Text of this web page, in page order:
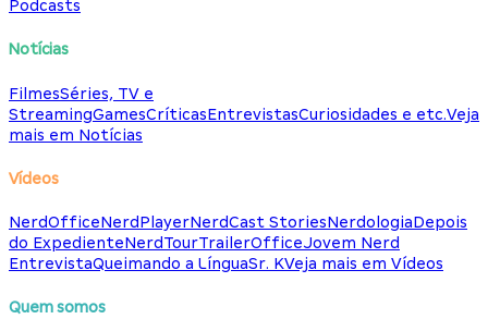
Podcasts
Notícias
FilmesSéries, TV e
StreamingGamesCríticasEntrevistasCuriosidades e etc.Veja
mais em Notícias
Vídeos
NerdOfficeNerdPlayerNerdCast StoriesNerdologiaDepois
do ExpedienteNerdTourTrailerOfficeJovem Nerd
EntrevistaQueimando a LínguaSr. KVeja mais em Vídeos
Quem somos